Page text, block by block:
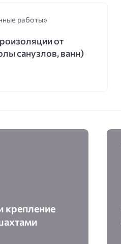
работы»
от
санузлов, ванн)
крепление